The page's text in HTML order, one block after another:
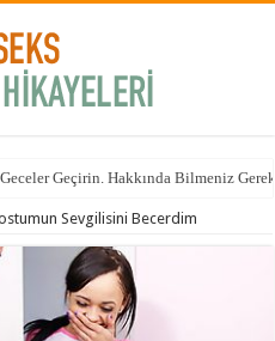
Geçirin. Hakkında Bilmeniz
Sevgilisini Becerdim